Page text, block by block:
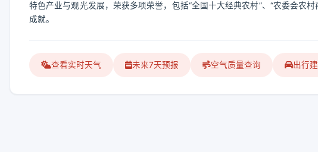
特色产业与观光发展，荣获多项荣誉，包括“全国十大经典农村”、“农委会农
成就。
查看实时天气 未来7天预报 空气质量查询 出行